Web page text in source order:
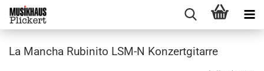
La Mancha Rubinito LSM-N Konzertgitarre